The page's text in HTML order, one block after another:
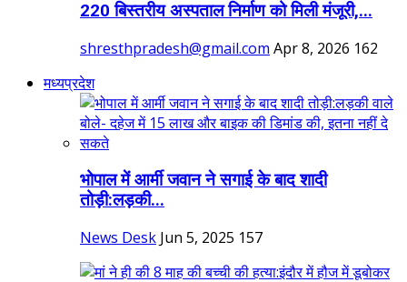
220 बिस्तरीय अस्पताल निर्माण को मिली मंजूरी,...
shresthpradesh@gmail.com Apr 8, 2026 162
मध्यप्रदेश
भोपाल में आर्मी जवान ने सगाई के बाद शादी
तोड़ी:लड़की...
News Desk Jun 5, 2025 157